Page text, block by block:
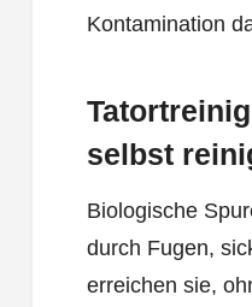
Kontamination
selbst
Biologische
durch Fugen,
erreichen sie,